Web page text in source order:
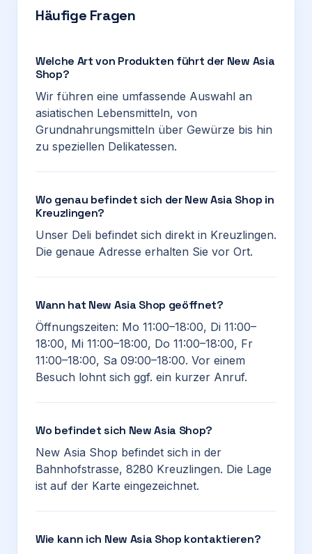
Häufige Fragen
Welche Art von Produkten führt der New Asia
Shop?
Wir führen eine umfassende Auswahl an
asiatischen Lebensmitteln, von
Grundnahrungsmitteln über Gewürze bis hin
zu speziellen Delikatessen.
Wo genau befindet sich der New Asia Shop in
Kreuzlingen?
Unser Deli befindet sich direkt in Kreuzlingen.
Die genaue Adresse erhalten Sie vor Ort.
Wann hat New Asia Shop geöffnet?
Öffnungszeiten: Mo 11:00–18:00, Di 11:00–
18:00, Mi 11:00–18:00, Do 11:00–18:00, Fr
11:00–18:00, Sa 09:00–18:00. Vor einem
Besuch lohnt sich ggf. ein kurzer Anruf.
Wo befindet sich New Asia Shop?
New Asia Shop befindet sich in der
Bahnhofstrasse, 8280 Kreuzlingen. Die Lage
ist auf der Karte eingezeichnet.
Wie kann ich New Asia Shop kontaktieren?